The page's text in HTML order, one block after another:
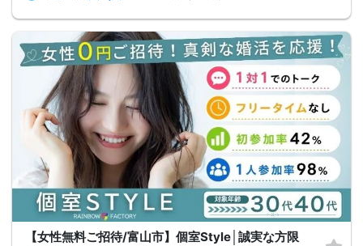
【女性無料ご招待/富山市】個室Style│誠実な方限